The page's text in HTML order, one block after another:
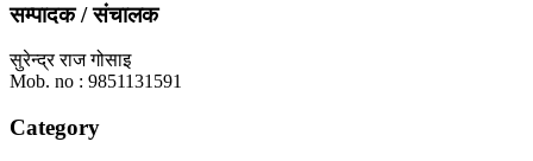
सम्पादक / संचालक
सुरेन्द्र राज गोसाइ
Mob. no : 9851131591
Category